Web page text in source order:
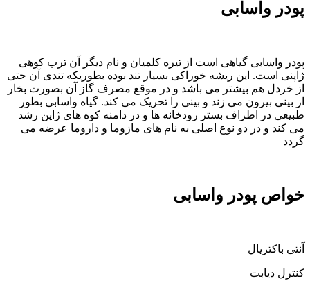
پودر واسابی
پودر واسابی گیاهی است از تیره کلمیان و نام دیگر آن ترب کوهی
ژاپنی است. این ریشه خوراکی بسیار تند بوده بطوریکه تندی آن حتی
از خردل هم بیشتر می باشد و در موقع مصرف گاز آن بصورت بخار
از بینی بیرون می زند و بینی را تحریک می کند. گیاه واسابی بطور
طبیعی در اطراف بستر رودخانه ها و در دامنه کوه های ژاپن رشد
می کند و در دو نوع اصلی به نام های مازوما و داروما عرضه می
گردد
خواص پودر واسابی
آنتی باکتریال
کنترل دیابت